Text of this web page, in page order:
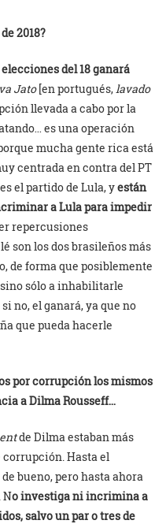
2018?
del 18 ganará
Jato[en portugués, lavado
llevada a cabo por la
es una operación
mucha gente rica está
centrada en contra del PT
el partido de Lula, yestán
a Lula para impedir
repercusiones
son los dos brasileños más
de forma que posiblemente
sólo a inhabilitarle
no, el ganará, ya que no
que pueda hacerle
por corrupción los mismos
a Dilma Rousseff…
de Dilma estaban más
Hasta el
bueno, pero hasta ahora
No investiga ni incrimina a
salvo un par o tres de